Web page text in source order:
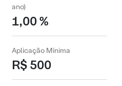
ano)
1,00 %
Aplicação Mínima
R$ 500